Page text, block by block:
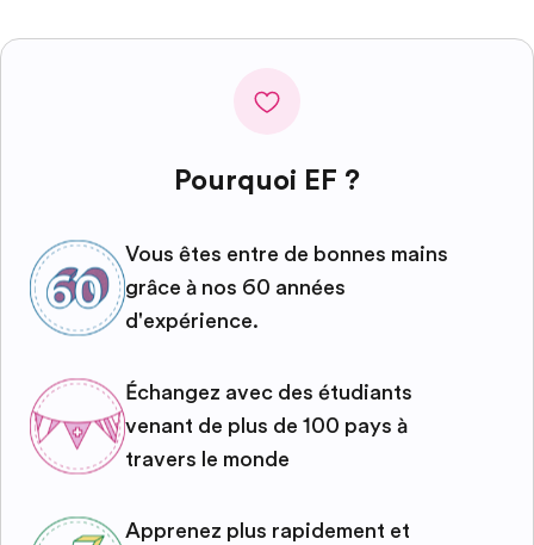
Pourquoi EF ?
Vous êtes entre de bonnes mains
grâce à nos 60 années
d'expérience.
Échangez avec des étudiants
venant de plus de 100 pays à
travers le monde
Apprenez plus rapidement et